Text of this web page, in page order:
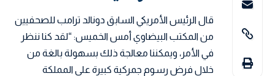
قال الرئيس الأمريكي السابق دونالد ترامب للصحفيين
من المكتب البيضاوي أمس الخميس: “لقد كنا ننظر
في الأمر، ويمكننا معالجة ذلك بسهولة بالغة من
خلال فرض رسوم جمركية كبيرة على المملكة